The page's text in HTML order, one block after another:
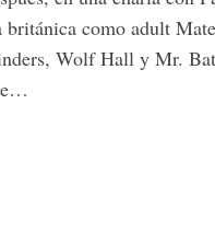
británica como adult
Wolf Hall y Mr.